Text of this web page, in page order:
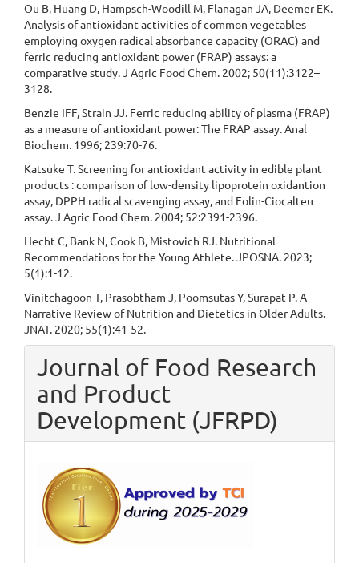
Ou B, Huang D, Hampsch-Woodill M, Flanagan JA, Deemer EK.
Analysis of antioxidant activities of common vegetables
employing oxygen radical absorbance capacity (ORAC) and
ferric reducing antioxidant power (FRAP) assays: a
comparative study. J Agric Food Chem. 2002; 50(11):3122–
3128.
Benzie IFF, Strain JJ. Ferric reducing ability of plasma (FRAP)
as a measure of antioxidant power: The FRAP assay. Anal
Biochem. 1996; 239:70-76.
Katsuke T. Screening for antioxidant activity in edible plant
products : comparison of low-density lipoprotein oxidantion
assay, DPPH radical scavenging assay, and Folin-Ciocalteu
assay. J Agric Food Chem. 2004; 52:2391-2396.
Hecht C, Bank N, Cook B, Mistovich RJ. Nutritional
Recommendations for the Young Athlete. JPOSNA. 2023;
5(1):1-12.
Vinitchagoon T, Prasobtham J, Poomsutas Y, Surapat P. A
Narrative Review of Nutrition and Dietetics in Older Adults.
JNAT. 2020; 55(1):41-52.
Journal of Food Research
and Product
Development (JFRPD)